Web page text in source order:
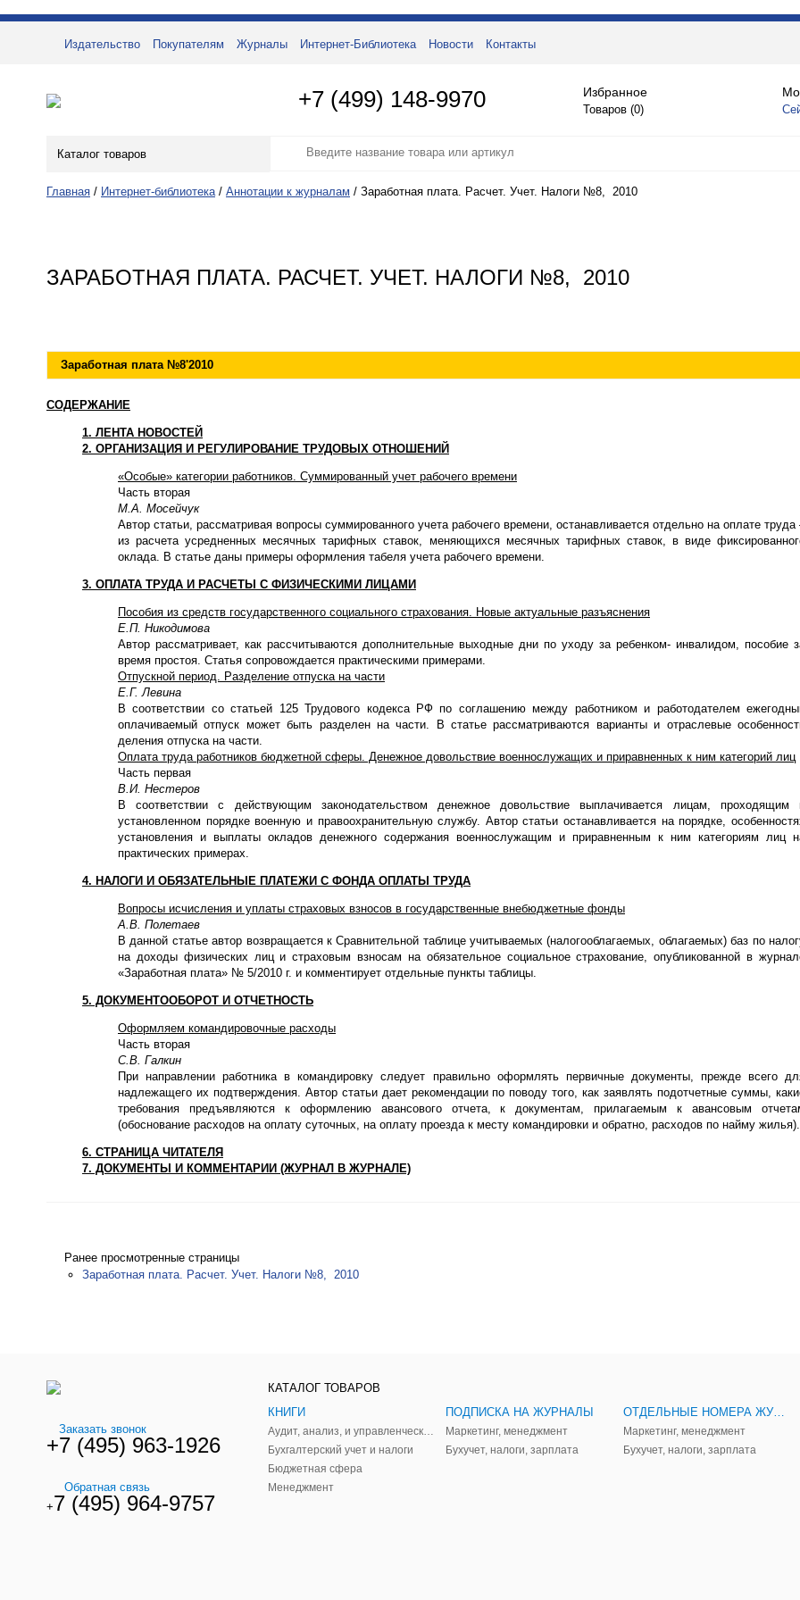
Издательство Покупателям Журналы Интернет-Библиотека Новости Контакты
+7 (499) 148-9970 Избранное
Товаров (0)
Каталог товаров
Главная / Интернет-библиотека / Аннотации к журналам / Заработная плата. Расчет. Учет. Налоги №8, 2010
ЗАРАБОТНАЯ ПЛАТА. РАСЧЕТ. УЧЕТ. НАЛОГИ №8, 2010
Заработная плата №8'2010
СОДЕРЖАНИЕ
1. ЛЕНТА НОВОСТЕЙ
2. ОРГАНИЗАЦИЯ И РЕГУЛИРОВАНИЕ ТРУДОВЫХ ОТНОШЕНИЙ
«Особые» категории работников. Суммированный учет рабочего времени
Часть вторая
М.А. Мосейчук
Автор статьи, рассматривая вопросы суммированного учета рабочего времени, останавливается отдельно на оплате труда
из расчета усредненных месячных тарифных ставок, меняющихся месячных тарифных ставок, в виде
оклада. В статье даны примеры оформления табеля учета рабочего времени.
3. ОПЛАТА ТРУДА И РАСЧЕТЫ С ФИЗИЧЕСКИМИ ЛИЦАМИ
Пособия из средств государственного социального страхования. Новые актуальные разъяснения
Е.П. Никодимова
Автор рассматривает, как рассчитываются дополнительные выходные дни по уходу за ребенком- инвалидом, пособие
время простоя. Статья сопровождается практическими примерами.
Отпускной период. Разделение отпуска на части
Е.Г. Левина
В соответствии со статьей 125 Трудового кодекса РФ по соглашению между работником и работодателем
оплачиваемый отпуск может быть разделен на части. В статье рассматриваются варианты и отраслевые
деления отпуска на части.
Оплата труда работников бюджетной сферы. Денежное довольствие военнослужащих и приравненных к ним категорий лиц
Часть первая
В.И. Нестеров
В соответствии с действующим законодательством денежное довольствие выплачивается лицам, проходящим
установленном порядке военную и правоохранительную службу. Автор статьи останавливается на порядке,
установления и выплаты окладов денежного содержания военнослужащим и приравненным к ним категориям лиц
практических примерах.
4. НАЛОГИ И ОБЯЗАТЕЛЬНЫЕ ПЛАТЕЖИ С ФОНДА ОПЛАТЫ ТРУДА
Вопросы исчисления и уплаты страховых взносов в государственные внебюджетные фонды
А.В. Полетаев
В данной статье автор возвращается к Сравнительной таблице учитываемых (налогооблагаемых, облагаемых) баз по
на доходы физических лиц и страховым взносам на обязательное социальное страхование, опубликованной в
«Заработная плата» № 5/2010 г. и комментирует отдельные пункты таблицы.
5. ДОКУМЕНТООБОРОТ И ОТЧЕТНОСТЬ
Оформляем командировочные расходы
Часть вторая
С.В. Галкин
При направлении работника в командировку следует правильно оформлять первичные документы, прежде всего
надлежащего их подтверждения. Автор статьи дает рекомендации по поводу того, как заявлять подотчетные суммы,
требования предъявляются к оформлению авансового отчета, к документам, прилагаемым к авансовым
(обоснование расходов на оплату суточных, на оплату проезда к месту командировки и обратно, расходов по найму жилья).
6. СТРАНИЦА ЧИТАТЕЛЯ
7. ДОКУМЕНТЫ И КОММЕНТАРИИ (ЖУРНАЛ В ЖУРНАЛЕ)
Ранее просмотренные страницы
Заработная плата. Расчет. Учет. Налоги №8, 2010
Заказать звонок
+7 (495) 963-1926
Обратная связь
+7 (495) 964-9757
КАТАЛОГ ТОВАРОВ
КНИГИ
Аудит, анализ, и управленческий учет
Бухгалтерский учет и налоги
Бюджетная сфера
Менеджмент
ПОДПИСКА НА ЖУРНАЛЫ
Маркетинг, менеджмент
Бухучет, налоги, зарплата
ОТДЕЛЬНЫЕ НОМЕРА ЖУРНАЛОВ
Маркетинг, менеджмент
Бухучет, налоги, зарплата